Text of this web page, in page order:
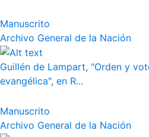
Manuscrito
Archivo General de la Nación
Guillén de Lampart, "Orden y
evangélica", en R...
Manuscrito
Archivo General de la Nación